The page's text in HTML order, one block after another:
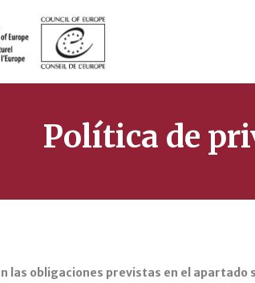
Política de
las obligaciones previstas en el apartado